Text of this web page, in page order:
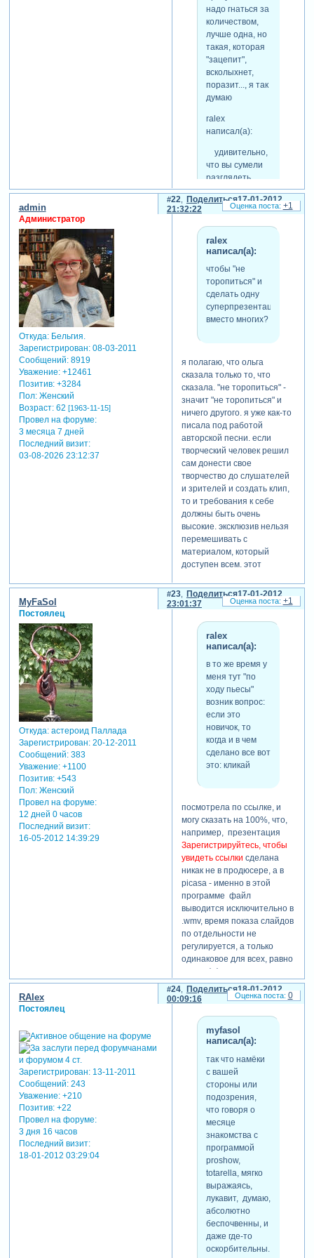
конструктивных замечаний
и высказываний. вы уж не
разочаровывайте
пожалуйста. выдергивать
фразы и слова из общего
контекста, придавать им
абсолютно другой смысл и
подавать на стол для
присуще несколько другой
породе кошачьих
голубых кровей. а значит и
опускаться до
несправедливых упреков
недопустимо.
надо гнаться за
количеством,
лучше одна, но
такая, которая
"зацепит",
всколыхнет,
поразит..., я так
думаю
ralex
написал(а):
удивительно,
что вы сумели
разглядеть
"очень
доброжелательную"
подсказку "как
правильно
кисть держать"
во фразе, всего
лишь
предлагающей
"не
торопиться".
т.е. в данном контексте "не
торопиться" не включает в
себя "немного
остановиться" и (уже как
следствие, т.е. на автомате)
"не гнаться за количеством,
лучше одна, но такая,
которая..."? я не понял,
извините, в чем же тут суть
совета, как не в том, чтобы
"не торопиться" и сделать
одну суперпрезентацию
вместо многих?
Поделиться
22
17-01-2012
21:32:22
admin
Администратор
Откуда:Бельгия.
Зарегистрирован: 08-03-2011
Сообщений:8919
Уважение: +12461
Позитив: +3284
Пол:Женский
Возраст:62 [1963-11-15]
Провел на форуме:
3 месяца 7 дней
Последний визит:
03-08-2026 23:12:37
ralex
написал(а):
чтобы "не
торопиться" и
сделать одну
суперпрезентацию
вместо многих?
я полагаю, что ольга
сказала только то, что
сказала. "не торопиться" -
значит "не торопиться" и
ничего другого. я уже как-то
писала под работой
авторской песни. если
творческий человек решил
сам донести свое
творчество до слушателей
и зрителей и создать клип,
то и требования к себе
должны быть очень
высокие. эксклюзив нельзя
перемешивать с
материалом, который
доступен всем. этот
быть эксклюзивом. о супер
презентации речь не шла
+1
Поделиться
23
17-01-2012
23:01:37
MyFaSol
Постоялец
Откуда:астероид Паллада
Зарегистрирован: 20-12-2011
Сообщений:383
Уважение: +1100
Позитив: +543
Пол:Женский
Провел на форуме:
12 дней 0 часов
Последний визит:
16-05-2012 14:39:29
ralex
написал(а):
в то же время у
меня тут "по
ходу пьесы"
возник вопрос:
если это
новичок, то
когда и в чем
сделано все вот
это: кликай
посмотрела по ссылке, и
могу сказать на 100%, что,
например, презентация
Зарегистрируйтесь, чтобы
увидеть ссылки сделана
никак не в продюсере, а в
picasa - именно в этой
программе файл
выводится исключительно в
.wmv, время показа слайдов
по отдельности не
регулируется, а только
одинаковое для всех, равно
как и эффекты переходов и
движения слайдов - один из
трёх-четырёх встроенных
так сделана эта
презентация, как и
большинство других её
презентаций.
так что намёки с вашей
стороны или подозрения,
что говоря о месяце
знакомства с программой
proshow, totarella, мягко
выражаясь, лукавит, думаю,
абсолютно беспочвенны, и
даже где-то оскорбительны.
недоверием.
недоверием, что
незнакомый вам человек
может быть порядочен
изначально и говорить
правду.
да и подумайте сами,
+1
Поделиться
24
18-01-2012
00:09:16
RAlex
Постоялец
Зарегистрирован: 13-11-2011
Сообщений:243
Уважение: +210
Позитив: +22
Провел на форуме:
3 дня 16 часов
Последний визит:
18-01-2012 03:29:04
myfasol
написал(а):
так что намёки
с вашей
стороны или
подозрения,
что говоря о
месяце
знакомства с
программой
proshow,
totarella, мягко
выражаясь,
лукавит, думаю,
абсолютно
беспочвенны, и
даже где-то
оскорбительны.
0